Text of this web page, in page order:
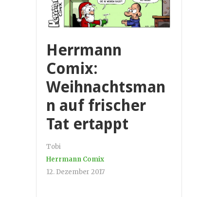
Herrmann
Comix:
Weihnachtsman
n auf frischer
Tat ertappt
Tobi
Herrmann Comix
12. Dezember 2017